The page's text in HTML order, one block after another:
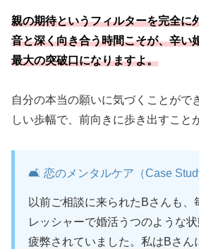
親の期待というフィルターを完全に
音と深く向き合う時間こそが、辛い
最大の突破口になりますよ。
自分の本当の願いに気づくことがで
しい歩幅で、前向きに歩き出すこと
🛋️ 恋のメンタルケア（Case
以前ご相談に来られたBさんも、
レッシャーで婚活うつのような
疲弊されていました。私はBさん